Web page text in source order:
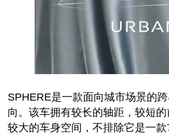
SPHERE是一款面向城市场景的
向。该车拥有较长的轴距，较短
较大的车身空间，不排除它是一